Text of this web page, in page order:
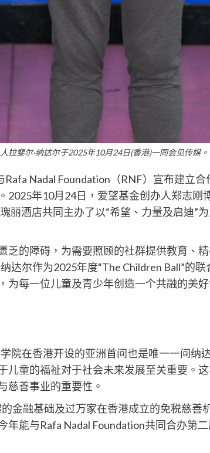
拉斐尔·纳达尔于2025年10月24日(香港)一同会见传媒。
Nadal Foundation（RNF）宣布建立合
年10月24日，爱望基金创办人郑志刚
丽酒店共同主办了以“希望、力量及启迪”
乏的障碍，为需要照顾的社群提供教育、
达尔作为2025年度“The Children Ball”的联
为每一位儿童及青少年创造一个共融的美
院在香港开设的亚洲首间也是唯一一间纳
儿童的福祉对于社会未来发展至关重要。
慈善事业的重要性。
金融基础及过万家在香港成立的免税慈善
能与Rafa Nadal Foundation共同合办第二